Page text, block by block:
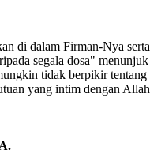
di dalam Firman-Nya
segala dosa"
tidak berpikir
yang intim dengan Allah